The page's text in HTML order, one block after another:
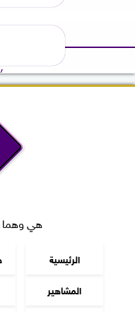
هي وهما،
الرئيسية
المشاهير